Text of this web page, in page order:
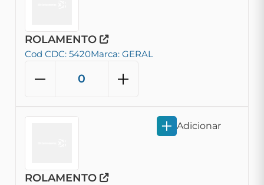
ROLAMENTO
Cod CDC: 5420Marca: GERAL
ROLAMENTO
Adicionar